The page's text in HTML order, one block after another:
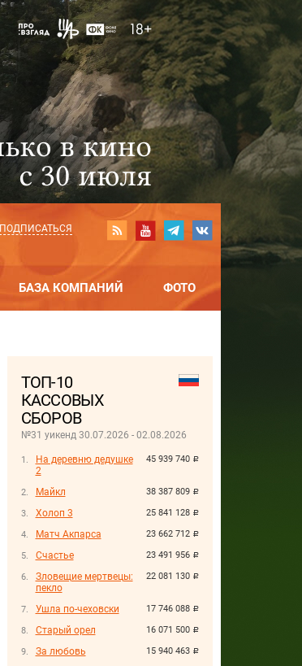
ПОДПИСАТЬСЯ
БАЗА КОМПАНИЙ ФОТО
ТОП-10
КАССОВЫХ
СБОРОВ
№31 уикенд 30.07.2026 - 02.08.2026
45 939 740 руб.
На деревню дедушке
2
38 387 809 руб.
Майкл
25 841 128 руб.
Холоп 3
23 662 712 руб.
Матч Акпарса
23 491 956 руб.
Счастье
22 081 130 руб.
Зловещие мертвецы:
пекло
17 746 088 руб.
Ушла по-чеховски
16 071 500 руб.
Старый орел
15 940 463 руб.
За любовь